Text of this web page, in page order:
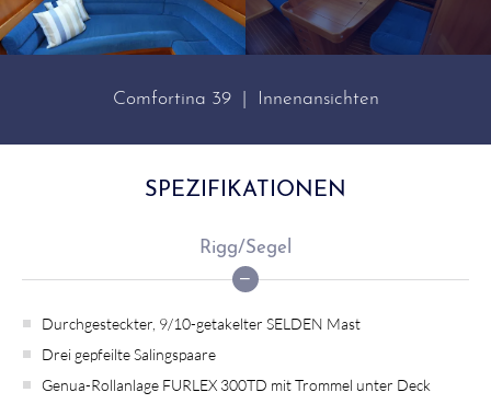
Comfortina 39 | Innenansichten
SPEZIFIKATIONEN
Rigg/Segel
Durchgesteckter, 9/10-getakelter SELDEN Mast
Drei gepfeilte Salingspaare
Genua-Rollanlage FURLEX 300TD mit Trommel unter Deck